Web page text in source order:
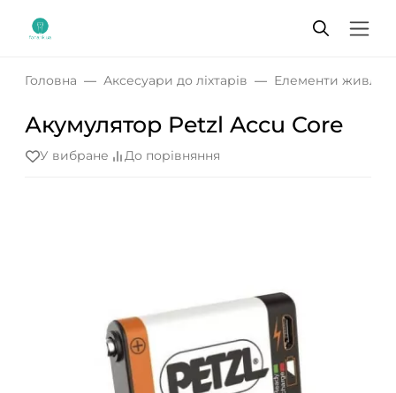
Головна Аксесуари до ліхтарів Елементи
Акумулятор Petzl Accu Core
У вибране До порівняння